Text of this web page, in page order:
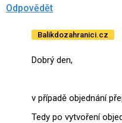
Odpovědět
Balikdozahranici.cz
Dobrý den,
v případě objednání
Tedy po vytvoření